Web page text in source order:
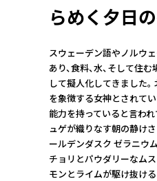
らめく夕日
スウェーデン語やノルウェ
あり、食料、水、そして住
して擬人化してきました
を象徴する女神とされて
能力を持っていると言われ
ュゲが織りなす朝の静け
ールデンダスク ゼラニウ
チョリとパウダリーなム
モンとライムが駆け抜け